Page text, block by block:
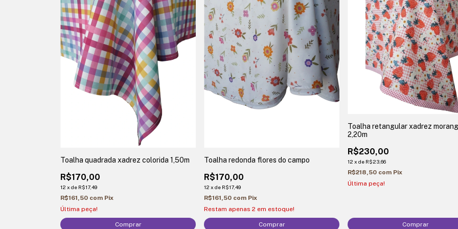
Toalha quadrada xadrez colorida 1,50m
R$170,00
12 x de R$17,49
R$161,50 com Pix
Última peça!
Comprar
Toalha redonda flores do campo
R$170,00
12 x de R$17,49
R$161,50 com Pix
Restam apenas 2 em estoque!
Toalha retangular xadrez
2,20m
R$230,00
12 x de R$23,66
R$218,50 com Pix
Última peça!
Comprar